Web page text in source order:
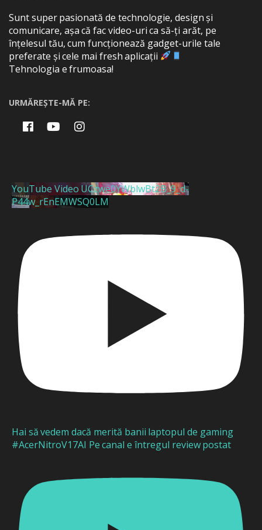
Sunt super pasionată de technologie, design și
comunicare, așa că fac video-uri ca să-ți arăt, pe
înțelesul tău, cum funcționează gadget-urile tale
preferate și cele mai fresh aplicații
Tehnologia e frumoasa!
URMĂREȘTE-MĂ PE:
YouTube Video UCzwe0YWblwBt2B_9_d-
P44w_rEnEMWSQ0LM
Hai să vedem dacă merită banii laptopul de gaming
#AcerNitroV17AI Pe canal e întregul review postat